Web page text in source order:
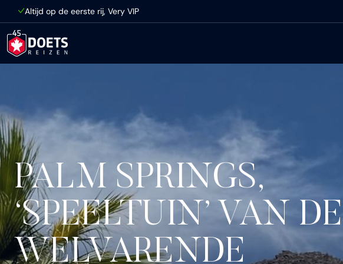
Ga direct naar inhoud
Altijd op de eerste rij, Very VIP
PALM SPRINGS,
‘SPEELTUIN’ VAN DE
WELVARENDE